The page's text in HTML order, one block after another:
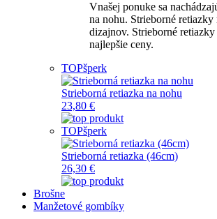
Vnašej ponuke sa
na nohu. Strieborné retiazky
dizajnov. Strieborné retiazky
najlepšie ceny.
TOPšperk
Strieborná retiazka na nohu
23,80 €
TOPšperk
Strieborná retiazka (46cm)
26,30 €
Brošne
Manžetové gombíky